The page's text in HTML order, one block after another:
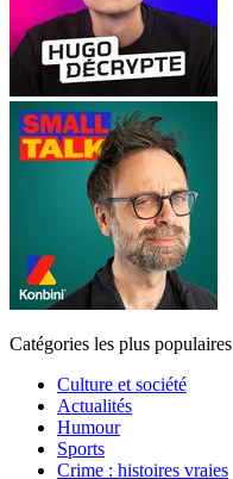
Catégories les plus populaires
Culture et société
Actualités
Humour
Sports
Crime : histoires vraies